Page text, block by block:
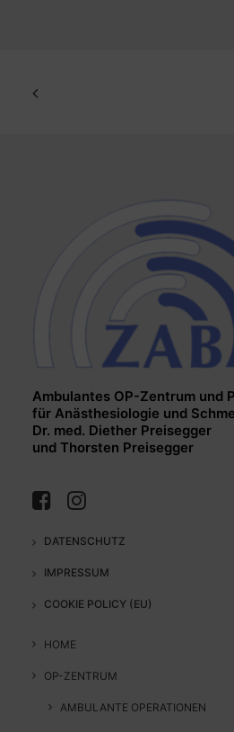
Ambulantes OP-Zentrum und
für Anästhesiologie und
Dr. med. Diether Preisegger
und Thorsten Preisegger
DATENSCHUTZ
IMPRESSUM
COOKIE POLICY (EU)
HOME
OP-ZENTRUM
AMBULANTE OPERATIONEN